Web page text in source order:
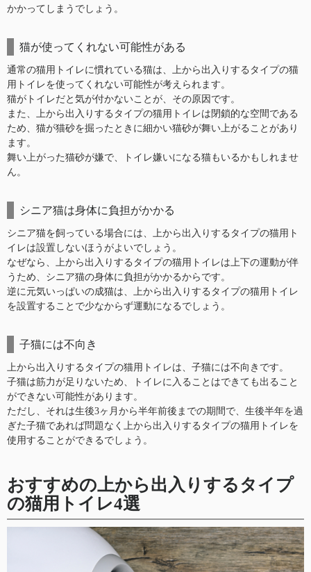
かかってしまうでしょう。
猫が使ってくれない可能性がある
通常の猫用トイレに慣れている猫は、上から出入りするタイプの猫
用トイレを使ってくれない可能性が考えられます。
猫がトイレだと気が付かないことが、その原因です。
また、上から出入りするタイプの猫用トイレは閉鎖的な空間である
ため、猫が猫砂を掘ったときに細かい猫砂が舞い上がることがあり
ます。
舞い上がった猫砂が嫌で、トイレ嫌いになる猫もいるかもしれませ
ん。
シニア猫は身体に負担がかかる
シニア猫を飼っている場合には、上から出入りするタイプの猫用ト
イレは設置しないほうがよいでしょう。
なぜなら、上から出入りするタイプの猫用トイレは上下の運動が伴
うため、シニア猫の身体に負担がかかるからです。
逆に元気いっぱいの成猫は、上から出入りするタイプの猫用トイレ
を設置することで少なからず運動になるでしょう。
子猫には不向き
上から出入りするタイプの猫用トイレは、子猫には不向きです。
子猫は筋力が足りないため、トイレに入ることはできても出ること
ができない可能性があります。
ただし、それは生後3ヶ月から半年前後までの期間で、生後半年を過
ぎた子猫であれば問題なく上から出入りするタイプの猫用トイレを
使用することができるでしょう。
おすすめの上から出入りするタイプ
の猫用トイレ4選